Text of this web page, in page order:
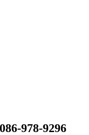
978-9296